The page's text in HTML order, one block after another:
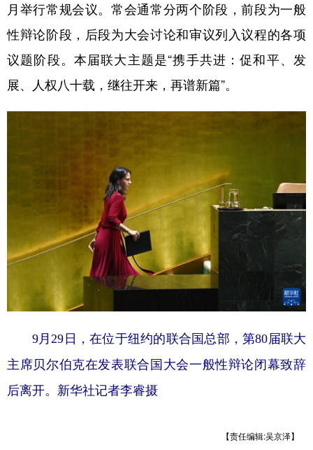
月举行常规会议。常会通常分两个阶段，前段为一般
性辩论阶段，后段为大会讨论和审议列入议程的各项
议题阶段。本届联大主题是“携手共进：促和平、发
展、人权八十载，继往开来，再谱新篇”。
9月29日，在位于纽约的联合国总部，第80届联大
主席贝尔伯克在发表联合国大会一般性辩论闭幕致辞
后离开。 新华社记者李睿摄
【责任编辑:吴京泽】